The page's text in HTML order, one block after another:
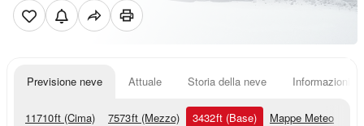
Previsione neve Attuale Storia della neve Informazioni
11710ft (Cima) 7573ft (Mezzo) 3432ft (Base) Mappe Meteo